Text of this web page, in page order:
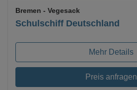
Schulschiff Deutschland
Bremen - Vegesack
Mehr Details
Preis anfragen